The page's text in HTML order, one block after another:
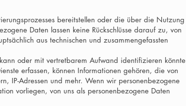
bereitstellen oder die über die Nutzung
Daten lassen keine Rückschlüsse darauf zu, von
aus technischen und zusammengefassten
oder mit vertretbarem Aufwand identifizieren könnte
erfassen, können Informationen gehören, die von
IP-Adressen und mehr. Wenn wir personenbezogene
vorliegen, von uns als personenbezogene Daten